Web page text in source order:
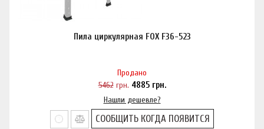
Пила циркулярная FOX F36-523
Продано
5462грн. 4885грн.
Нашли дешевле?
СООБЩИТЬ КОГДА ПОЯВИТСЯ